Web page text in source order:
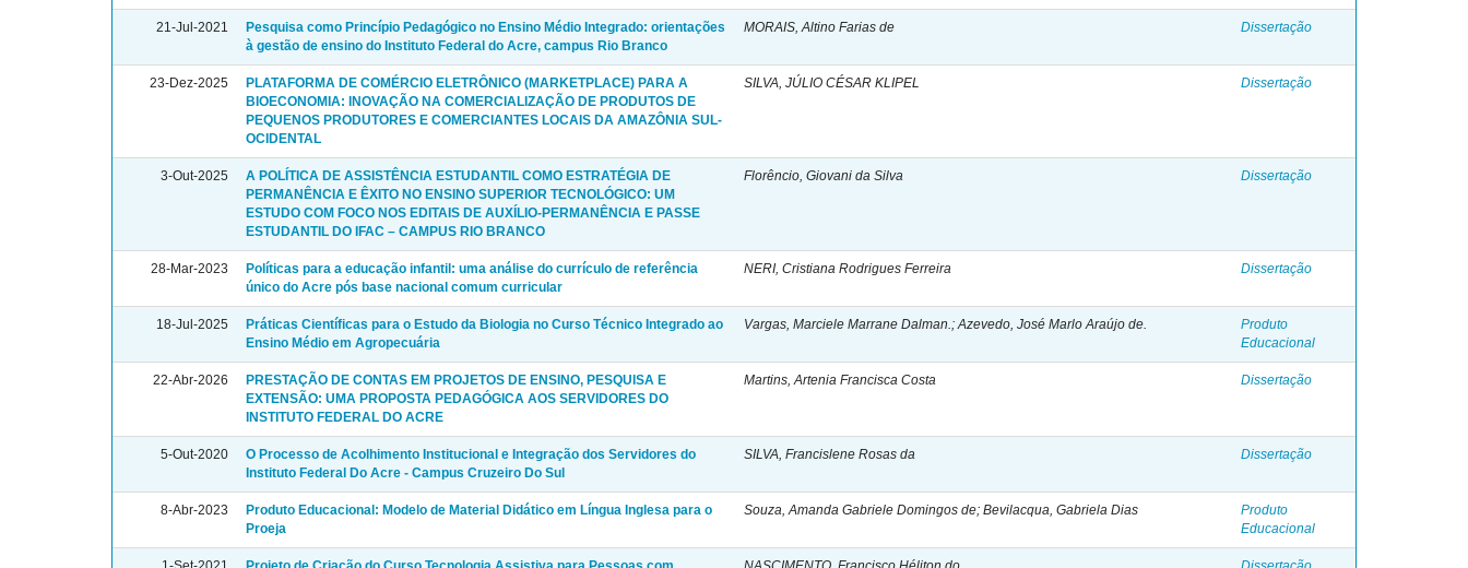
21-Jul-2021
Pesquisa como Princípio Pedagógico no Ensino Médio Integrado: orientações
à gestão de ensino do Instituto Federal do Acre, campus Rio Branco
MORAIS, Altino Farias de Dissertação
23-Dez-2025
PLATAFORMA DE COMÉRCIO ELETRÔNICO (MARKETPLACE) PARA A
BIOECONOMIA: INOVAÇÃO NA COMERCIALIZAÇÃO DE PRODUTOS DE
PEQUENOS PRODUTORES E COMERCIANTES LOCAIS DA AMAZÔNIA SUL-
OCIDENTAL
SILVA, JÚLIO CÉSAR KLIPEL Dissertação
3-Out-2025
A POLÍTICA DE ASSISTÊNCIA ESTUDANTIL COMO ESTRATÉGIA DE
PERMANÊNCIA E ÊXITO NO ENSINO SUPERIOR TECNOLÓGICO: UM
ESTUDO COM FOCO NOS EDITAIS DE AUXÍLIO-PERMANÊNCIA E PASSE
ESTUDANTIL DO IFAC – CAMPUS RIO BRANCO
Florêncio, Giovani da Silva Dissertação
28-Mar-2023
Políticas para a educação infantil: uma análise do currículo de referência
único do Acre pós base nacional comum curricular
NERI, Cristiana Rodrigues Ferreira Dissertação
18-Jul-2025
Práticas Científicas para o Estudo da Biologia no Curso Técnico Integrado ao
Ensino Médio em Agropecuária
Vargas, Marciele Marrane Dalman.; Azevedo, José Marlo Araújo de.
Produto
Educacional
22-Abr-2026
PRESTAÇÃO DE CONTAS EM PROJETOS DE ENSINO, PESQUISA E
EXTENSÃO: UMA PROPOSTA PEDAGÓGICA AOS SERVIDORES DO
INSTITUTO FEDERAL DO ACRE
Martins, Artenia Francisca Costa Dissertação
5-Out-2020
O Processo de Acolhimento Institucional e Integração dos Servidores do
Instituto Federal Do Acre - Campus Cruzeiro Do Sul
SILVA, Francislene Rosas da Dissertação
8-Abr-2023
Produto Educacional: Modelo de Material Didático em Língua Inglesa para o
Proeja
Souza, Amanda Gabriele Domingos de; Bevilacqua, Gabriela Dias
Produto
Educacional